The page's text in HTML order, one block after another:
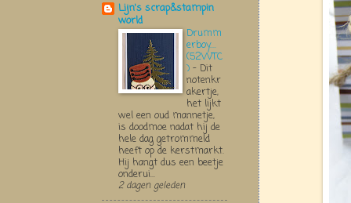
Lijn's scrap&stampin
world
Drumm
erboy....
(52WTC
) - Dit
notenkr
akertje,
het lijkt
wel een oud mannetje,
is doodmoe nadat hij de
hele dag getrommeld
heeft op de kerstmarkt.
Hij hangt dus een beetje
onderui...
2 dagen geleden